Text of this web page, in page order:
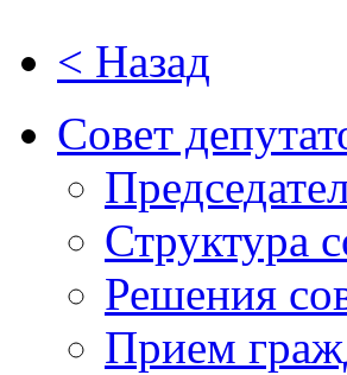
< Назад
Совет
Структура
Решения
Прием